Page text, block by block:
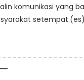
komunikasi yang
setempat.(es)